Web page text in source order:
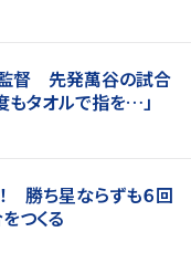
監督 先発萬谷の試合
もタオルで指を…」
勝ち星ならずも６回
つくる